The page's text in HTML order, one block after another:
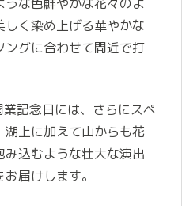
く染め上げる華やかな
グに合わせて間近で打
記念日には、さらにスペ
上に加えて山からも花
込むような壮大な演出
届けします。